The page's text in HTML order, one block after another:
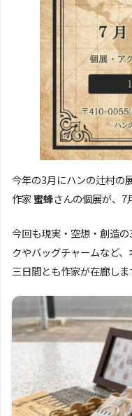
今年の3月にハンの辻村の
作家蜜蜂さんの個展が、7
今回も現実・空想・創造
クやバッグチャームなど、
三日間とも作家が在廊しま